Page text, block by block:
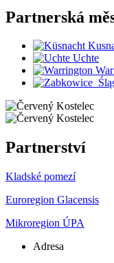
Partnerská
Uchte
Partnerství
Kladské pomezí
Euroregion Glacensis
Mikroregion ÚPA
Adresa